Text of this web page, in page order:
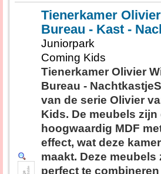
Tienerkamer
Bureau - Kast -
Juniorpark
Coming Kids
Tienerkamer Olivier
Bureau -
van de serie Olivier
Kids. De meubels zijn
hoogwaardig MDF
effect, wat deze
maakt. Deze
perfect te combineren